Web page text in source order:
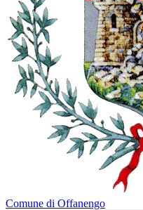
Comune di Offanengo